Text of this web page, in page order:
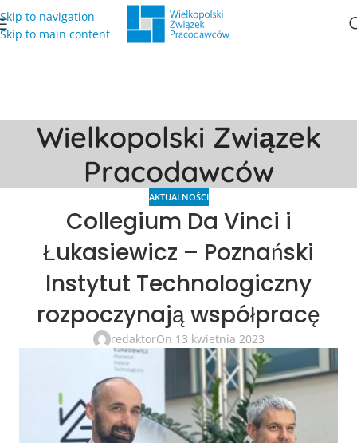
Skip to navigation
Skip to main content
Wielkopolski Związek
Pracodawców
AKTUALNOŚCI
Collegium Da Vinci i
Łukasiewicz – Poznański
Instytut Technologiczny
rozpoczynają współpracę
redaktorOn 13 kwietnia 2023